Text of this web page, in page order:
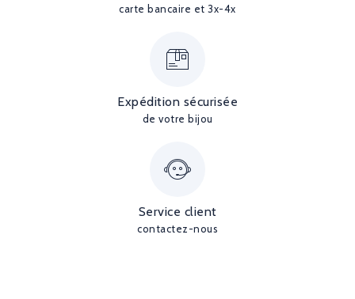
carte bancaire et 3x-4x
Expédition sécurisée
de votre bijou
Service client
contactez-nous